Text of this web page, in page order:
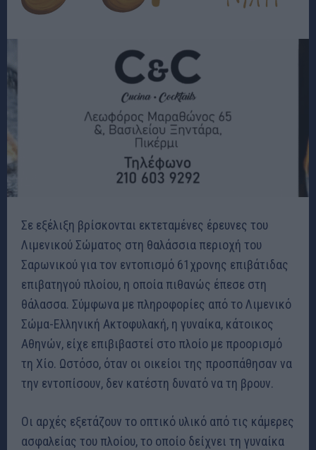
Σε εξέλιξη βρίσκονται εκτεταμένες έρευνες του
Λιμενικού Σώματος στη θαλάσσια περιοχή του
Σαρωνικού για τον εντοπισμό 61χρονης επιβάτιδας
επιβατηγού πλοίου, η οποία πιθανώς έπεσε στη
θάλασσα. Σύμφωνα με πληροφορίες από το Λιμενικό
Σώμα-Ελληνική Ακτοφυλακή, η γυναίκα, κάτοικος
Αθηνών, είχε επιβιβαστεί στο πλοίο με προορισμό
τη Χίο. Ωστόσο, όταν οι οικείοι της προσπάθησαν να
την εντοπίσουν, δεν κατέστη δυνατό να τη βρουν.
Οι αρχές εξετάζουν το οπτικό υλικό από τις κάμερες
ασφαλείας του πλοίου, το οποίο δείχνει τη γυναίκα